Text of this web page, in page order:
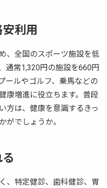
利用
、全国のスポーツ施設を低
通常1,320円の施設を660円
ールやゴルフ、乗馬などの
康増進に役立ちます。普段
方は、健康を意識するきっ
がでしょうか。
、特定健診、歯科健診、胃